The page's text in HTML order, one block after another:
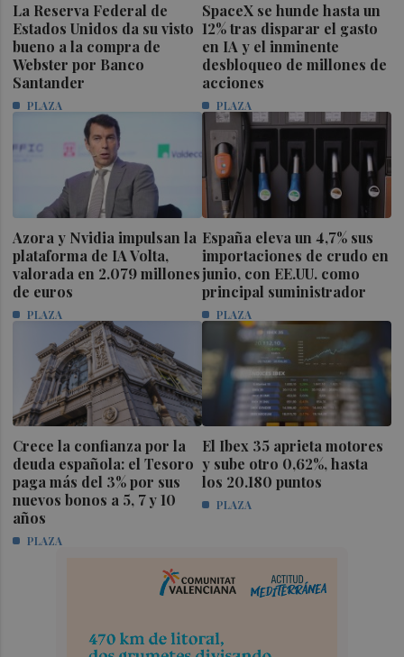
La Reserva Federal de
Estados Unidos da su visto
bueno a la compra de
Webster por Banco
Santander
PLAZA
SpaceX se hunde hasta un
12% tras disparar el gasto
en IA y el inminente
desbloqueo de millones de
acciones
PLAZA
Azora y Nvidia impulsan la
plataforma de IA Volta,
valorada en 2.079 millones
de euros
PLAZA
España eleva un 4,7% sus
importaciones de crudo en
junio, con EE.UU. como
principal suministrador
PLAZA
Crece la confianza por la
deuda española: el Tesoro
paga más del 3% por sus
nuevos bonos a 5, 7 y 10
años
PLAZA
El Ibex 35 aprieta motores
y sube otro 0,62%, hasta
los 20.180 puntos
PLAZA